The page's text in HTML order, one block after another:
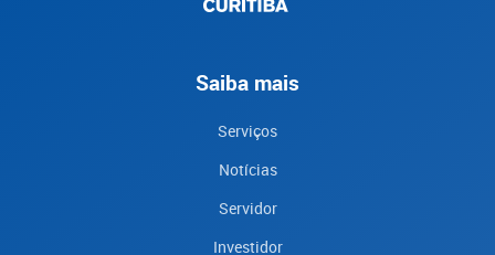
Saiba mais
Serviços
Notícias
Servidor
Investidor